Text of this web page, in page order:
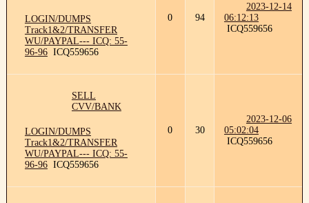
LOGIN/DUMPS
Track1&2/TRANSFER
WU/PAYPAL--- ICQ: 55-
96-96 ICQ559656
0 94
2023-12-14
06:12:13
ICQ559656
SELL
CVV/BANK
LOGIN/DUMPS
Track1&2/TRANSFER
WU/PAYPAL--- ICQ: 55-
96-96 ICQ559656
0 30
2023-12-06
05:02:04
ICQ559656